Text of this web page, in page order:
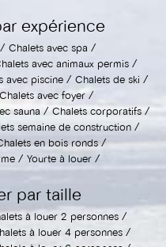
expérience
Chalets avec spa
avec animaux permis
avec piscine
Chalets de ski
Chalets avec foyer
sauna
Chalets corporatifs
semaine de construction
en bois ronds
Yourte à louer
par taille
à louer 2 personnes
à louer 4 personnes